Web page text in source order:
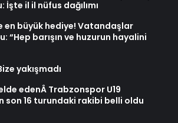
il il nüfus dağılımı
en büyük hediye! Vatandaşlar
“Hep barışın ve huzurun hayalini
yakışmadı
edenÂ Trabzonspor U19
son 16 turundaki rakibi belli oldu